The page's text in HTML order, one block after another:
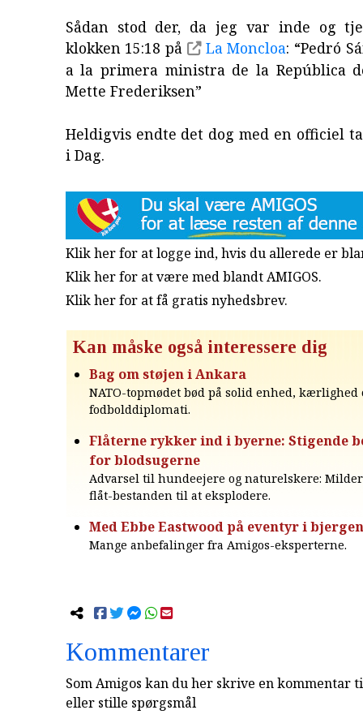
Sådan stod der, da jeg var inde og
klokken 15:18 på
La Moncloa: “Pedró
a la primera ministra de la República
Mette Frederiksen”
Heldigvis endte det dog med en officiel
i Dag.
Klik her for at logge ind, hvis du allerede er
Klik her for at være med blandt AMIGOS.
Klik her for at få gratis nyhedsbrev.
Kan måske også interessere dig
Bag om støjen i Ankara
NATO-topmødet bød på solid enhed, kærlighed
fodbolddiplomati.
Flåterne rykker ind i byerne: Stigende
for blodsugerne
Advarsel til hundeejere og naturelskere:
flåt-bestanden til at eksplodere.
Med Ebbe Eastwood på eventyr i
Mange anbefalinger fra Amigos-eksperterne.
Kommentarer
Som Amigos kan du her skrive en kommentar
eller stille spørgsmål